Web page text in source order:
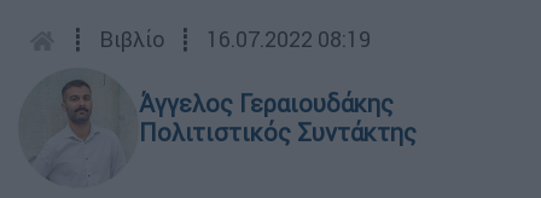
┋ Βιβλίο ┋ 16.07.2022 08:19
Άγγελος Γεραιουδάκης
Πολιτιστικός Συντάκτης